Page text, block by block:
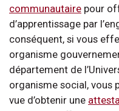
communautaire pour
d’apprentissage par
conséquent, si vous
organisme
département de
organisme social, vous
vue d’obtenir une